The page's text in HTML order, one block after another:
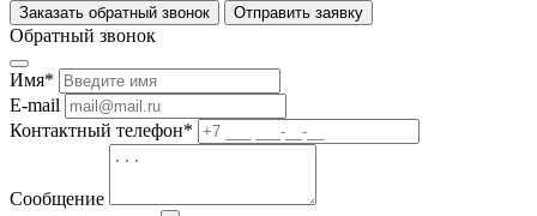
Заказать обратный звонок Отправить заявку
Обратный звонок
Имя*
E-mail
Контактный телефон*
Сообщение